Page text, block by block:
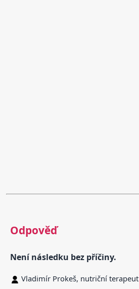
Odpověď
Není následku bez příčiny.
Vladimír Prokeš, nutriční terapeut